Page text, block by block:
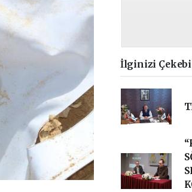
İlginizi